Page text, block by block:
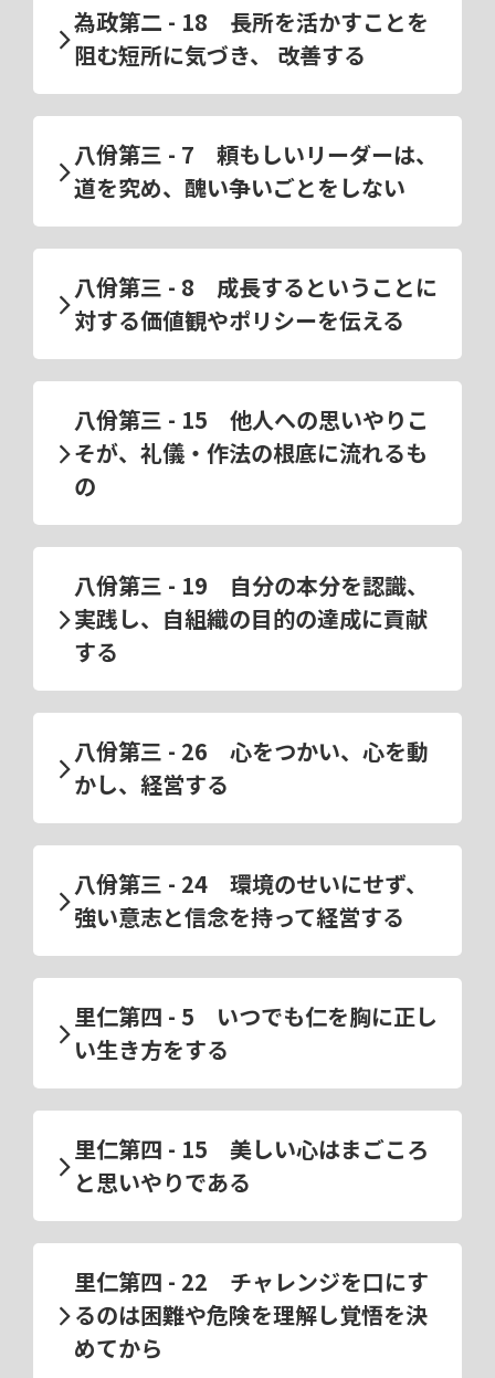
為政第二 - 18 長所を活かすことを
阻む短所に気づき、 改善する
八佾第三 - 7 頼もしいリーダーは、
道を究め、醜い争いごとをしない
八佾第三 - 8 成長するということに
対する価値観やポリシーを伝える
八佾第三 - 15 他人への思いやりこ
そが、礼儀・作法の根底に流れるも
の
八佾第三 - 19 自分の本分を認識、
実践し、自組織の目的の達成に貢献
する
八佾第三 - 26 心をつかい、心を動
かし、経営する
八佾第三 - 24 環境のせいにせず、
強い意志と信念を持って経営する
里仁第四 - 5 いつでも仁を胸に正し
い生き方をする
里仁第四 - 15 美しい心はまごころ
と思いやりである
里仁第四 - 22 チャレンジを口にす
るのは困難や危険を理解し覚悟を決
めてから